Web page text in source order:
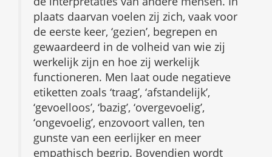
plaats daarvan voelen zij zich, vaak voor
de eerste keer, ‘gezien’, begrepen en
gewaardeerd in de volheid van wie zij
werkelijk zijn en hoe zij werkelijk
functioneren. Men laat oude negatieve
etiketten zoals ‘traag’, ‘afstandelijk’,
‘gevoelloos’, ‘bazig’, ‘overgevoelig’,
‘ongevoelig’, enzovoort vallen, ten
gunste van een eerlijker en meer
empathisch begrip. Bovendien wordt